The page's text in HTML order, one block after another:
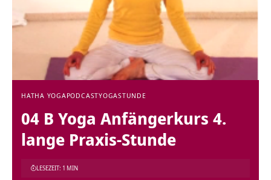
HATHA YOGAPODCASTYOGASTUNDE
04 B Yoga Anfängerkurs 4.
lange Praxis-Stunde
LESEZEIT: 1 MIN